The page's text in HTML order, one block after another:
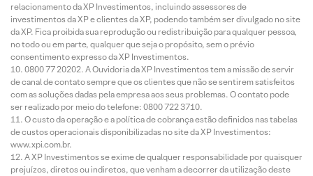
relacionamento da XP Investimentos, incluindo assessores de
investimentos da XP e clientes da XP, podendo também ser divulgado no site
da XP. Fica proibida sua reprodução ou redistribuição para qualquer pessoa,
no todo ou em parte, qualquer que seja o propósito, sem o prévio
consentimento expresso da XP Investimentos.
0800 77 20202. A Ouvidoria da XP Investimentos tem a missão de servir
de canal de contato sempre que os clientes que não se sentirem satisfeitos
com as soluções dadas pela empresa aos seus problemas. O contato pode
ser realizado por meio do telefone: 0800 722 3710.
O custo da operação e a política de cobrança estão definidos nas tabelas
de custos operacionais disponibilizadas no site da XP Investimentos:
www.xpi.com.br.
A XP Investimentos se exime de qualquer responsabilidade por quaisquer
prejuízos, diretos ou indiretos, que venham a decorrer da utilização deste